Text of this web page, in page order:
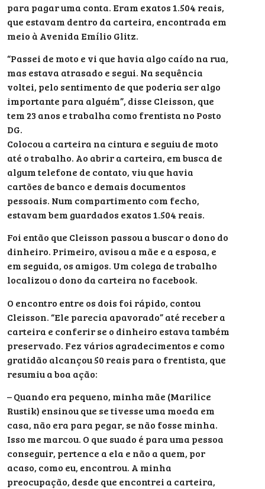
para pagar uma conta. Eram exatos 1.504 reais,
que estavam dentro da carteira, encontrada em
meio à Avenida Emílio Glitz.
“Passei de moto e vi que havia algo caído na rua,
mas estava atrasado e segui. Na sequência
voltei, pelo sentimento de que poderia ser algo
importante para alguém”, disse Cleisson, que
tem 23 anos e trabalha como frentista no Posto
DG.
Colocou a carteira na cintura e seguiu de moto
até o trabalho. Ao abrir a carteira, em busca de
algum telefone de contato, viu que havia
cartões de banco e demais documentos
pessoais. Num compartimento com fecho,
estavam bem guardados exatos 1.504 reais.
Foi então que Cleisson passou a buscar o dono do
dinheiro. Primeiro, avisou a mãe e a esposa, e
em seguida, os amigos. Um colega de trabalho
localizou o dono da carteira no facebook.
O encontro entre os dois foi rápido, contou
Cleisson. “Ele parecia apavorado” até receber a
carteira e conferir se o dinheiro estava também
preservado. Fez vários agradecimentos e como
gratidão alcançou 50 reais para o frentista, que
resumiu a boa ação:
– Quando era pequeno, minha mãe (Marilice
Rustik) ensinou que se tivesse uma moeda em
casa, não era para pegar, se não fosse minha.
Isso me marcou. O que suado é para uma pessoa
conseguir, pertence a ela e não a quem, por
acaso, como eu, encontrou. A minha
preocupação, desde que encontrei a carteira,